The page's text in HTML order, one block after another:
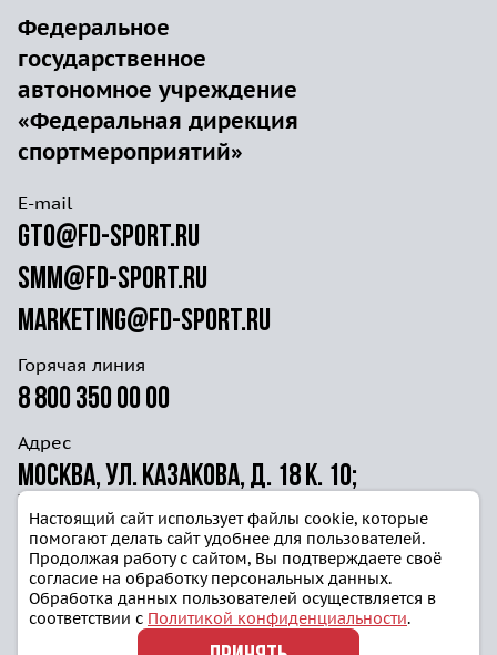
Федеральное
государственное
автономное учреждение
«Федеральная дирекция
спортмероприятий»
E-mail
gto@fd-sport.ru
smm@fd-sport.ru
marketing@fd-sport.ru
Горячая линия
8 800 350 00 00
Адрес
Москва, ул. Казакова, д. 18 к. 10;
ул. Волочаевская д. 40г ст. 4
Политика конфиденциальности
Настоящий сайт использует файлы cookie, которые
помогают делать сайт удобнее для пользователей.
Продолжая работу с сайтом, Вы подтверждаете своё
согласие на обработку персональных данных.
Обработка данных пользователей осуществляется в
соответствии с Политикой конфиденциальности.